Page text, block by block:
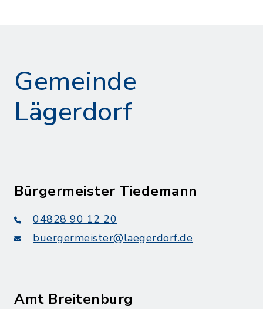
Gemeinde
Lägerdorf
Bürgermeister Tiedemann
04828 90 12 20
buergermeister@laegerdorf.de
Amt Breitenburg